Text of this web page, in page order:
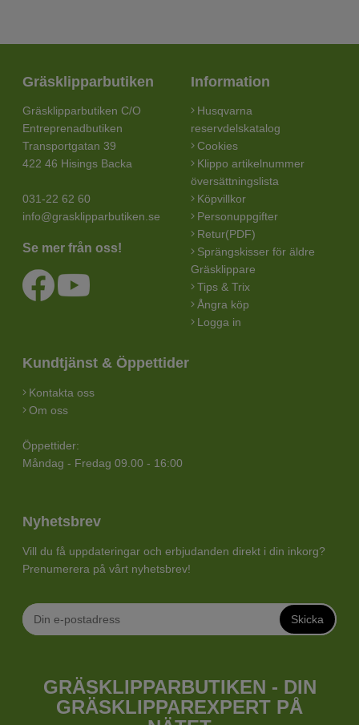
Gräsklipparbutiken
Gräsklipparbutiken C/O
Entreprenadbutiken
Transportgatan 39
422 46 Hisings Backa
031-22 62 60
info@grasklipparbutiken.se
Se mer från oss!
Information
Husqvarna
reservdelskatalog
Cookies
Klippo artikelnummer
översättningslista
Köpvillkor
Personuppgifter
Retur(PDF)
Sprängskisser för äldre
Gräsklippare
Tips & Trix
Ångra köp
Logga in
Kundtjänst & Öppettider
Kontakta oss
Om oss
Öppettider:
Måndag - Fredag 09.00 - 16:00
Nyhetsbrev
Vill du få uppdateringar och erbjudanden direkt i din inkorg?
Prenumerera på vårt nyhetsbrev!
Skicka
GRÄSKLIPPARBUTIKEN - DIN
GRÄSKLIPPAREXPERT PÅ